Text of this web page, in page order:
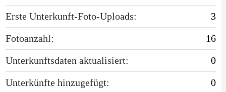
Erste Unterkunft-Foto-Uploads:
3
Fotoanzahl:
16
Unterkunftsdaten aktualisiert:
0
Unterkünfte hinzugefügt:
0